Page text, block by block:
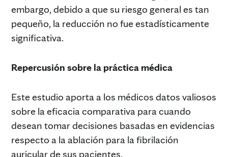
embargo, debido a que su riesgo general es tan
pequeño, la reducción no fue estadísticamente
significativa.
Repercusión sobre la práctica médica
Este estudio aporta a los médicos datos valiosos
sobre la eficacia comparativa para cuando
desean tomar decisiones basadas en evidencias
respecto a la ablación para la fibrilación
auricular de sus pacientes.